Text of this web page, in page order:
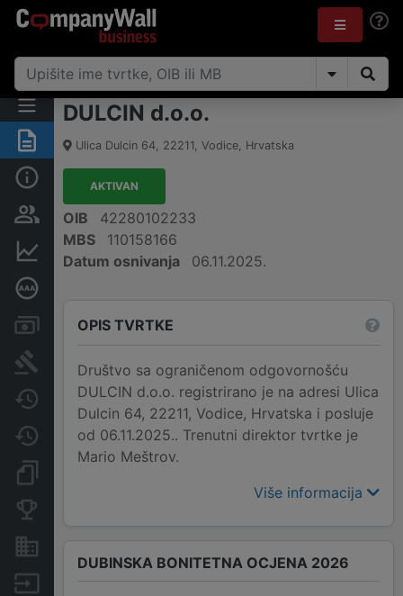
Sažetak
Osobe i vlasništvo
Računi i blokade
Sudske objave
Javne nabavke
Promjene
Nekretnine i imovina
Izvoz
DULCIN d.o.o.
Ulica Dulcin 64, 22211, Vodice, Hrvatska
AKTIVAN
OIB
42280102233
MBS
110158166
Datum osnivanja
06.11.2025.
OPIS TVRTKE
Društvo sa ograničenom odgovornošću
DULCIN d.o.o. registrirano je na adresi Ulica
Dulcin 64, 22211, Vodice, Hrvatska i posluje
od 06.11.2025.. Trenutni direktor tvrtke je
Mario Meštrov.
Više informacija
DUBINSKA BONITETNA OCJENA 2026